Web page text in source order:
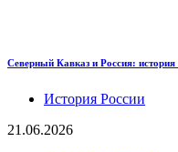
Северный Кавказ и Россия: история
История России
21.06.2026